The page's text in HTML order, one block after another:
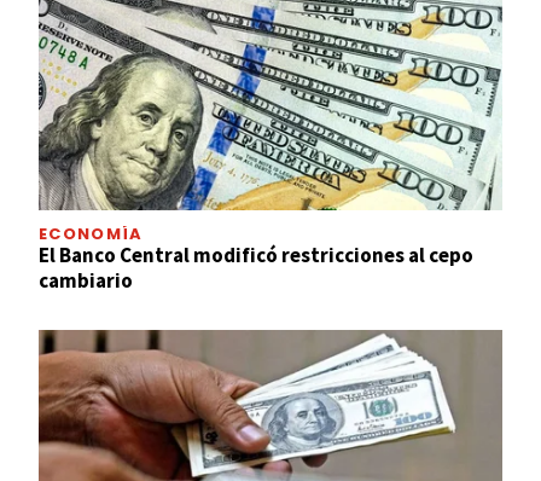
ECONOMÍA
El Banco Central modificó restricciones al cepo
cambiario